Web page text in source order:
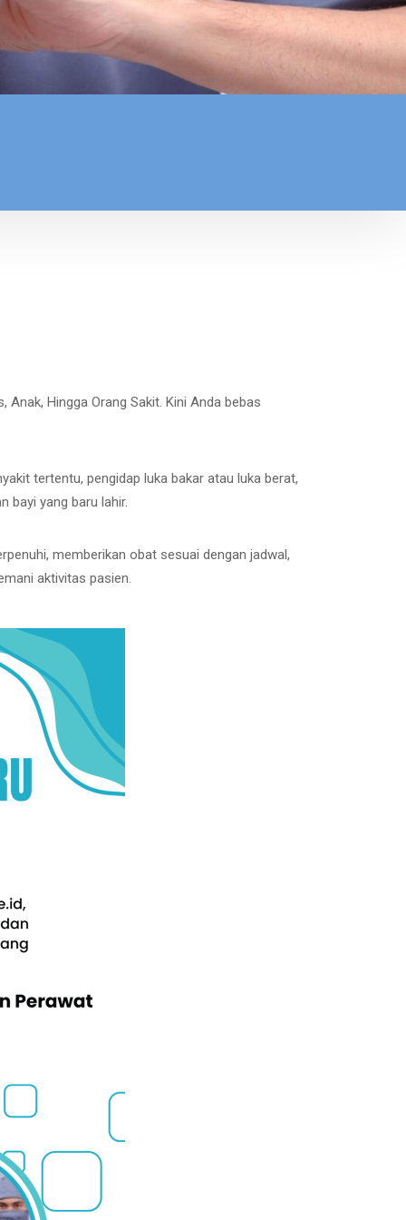
Hingga Orang Sakit. Kini Anda bebas
tertentu, pengidap luka bakar atau luka berat,
bayi yang baru lahir.
memberikan obat sesuai dengan jadwal,
aktivitas pasien.